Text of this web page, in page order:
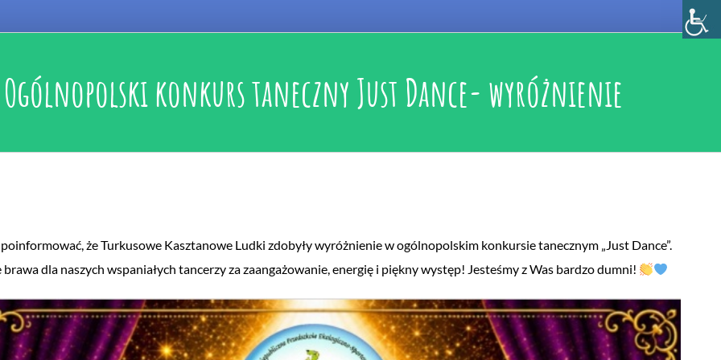
Ogólnopolski konkurs taneczny Just Dance- wyróżnienie
że Turkusowe Kasztanowe Ludki zdobyły wyróżnienie w ogólnopolskim konkursie tanecznym „Just Dance”.
brawa dla naszych wspaniałych tancerzy za zaangażowanie, energię i piękny występ! Jesteśmy z Was bardzo dumni!